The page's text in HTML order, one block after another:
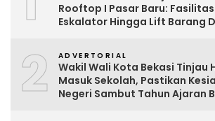
Rooftop I Pasar Baru:
Eskalator Hingga Lift Barang
2 ADVERTORIAL
Wakil Wali Kota Bekasi Tinjau
Masuk Sekolah, Pastikan
Negeri Sambut Tahun Ajaran